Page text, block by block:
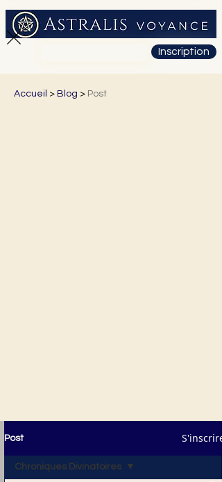
Inscription
Accueil > Blog > Post
Post S'inscrire
Chroniques Divinatoires